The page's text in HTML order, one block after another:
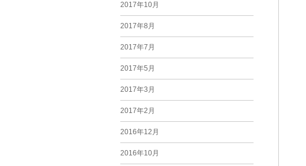
2017年10月
2017年8月
2017年7月
2017年5月
2017年3月
2017年2月
2016年12月
2016年10月